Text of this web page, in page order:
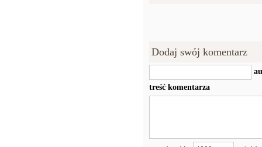
Dodaj swój komentarz
treść komentarza